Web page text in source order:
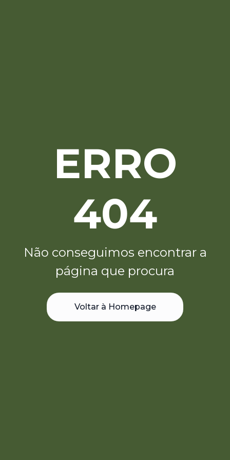
ERRO
404
Não conseguimos encontrar a
página que procura
Voltar à Homepage